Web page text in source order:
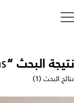
نتيجة البحث “
نتائج البحث (1)